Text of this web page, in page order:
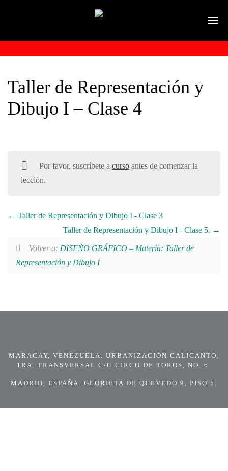
Taller de Representación y
Dibujo I – Clase 4
Por favor, suscríbete a cursoantes de comenzar la
lección.
Taller de Representación y Dibujo I - Clase 3
Taller de Representación y Dibujo I - Clase 5.
Volver a: DISEÑO GRÁFICO – Materia: Taller de
Representación y Dibujo I
MARACAY, VENEZUELA. URBANIZACIÓN CALICANTO,
1RA. TRANSVERSAL C/C CIRCO DE TOROS, NO. 6.
MADRID, ESPAÑA. GLORIETA DE QUEVEDO 9, PISO 5.